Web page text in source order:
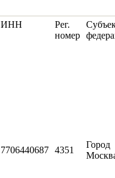
ИНН
Рег.
номер
7706440687 4351
Город